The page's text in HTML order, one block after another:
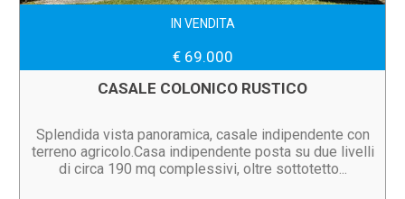
IN VENDITA
€ 69.000
CASALE COLONICO RUSTICO
Splendida vista panoramica, casale indipendente con
terreno agricolo.Casa indipendente posta su due livelli
di circa 190 mq complessivi, oltre sottotetto...